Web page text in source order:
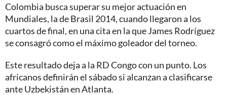
Colombia busca superar su mejor actuación en
Mundiales, la de Brasil 2014, cuando llegaron a los
cuartos de final, en una cita en la que James Rodríguez
se consagró como el máximo goleador del torneo.
Este resultado deja a la RD Congo con un punto. Los
africanos definirán el sábado si alcanzan a clasificarse
ante Uzbekistán en Atlanta.